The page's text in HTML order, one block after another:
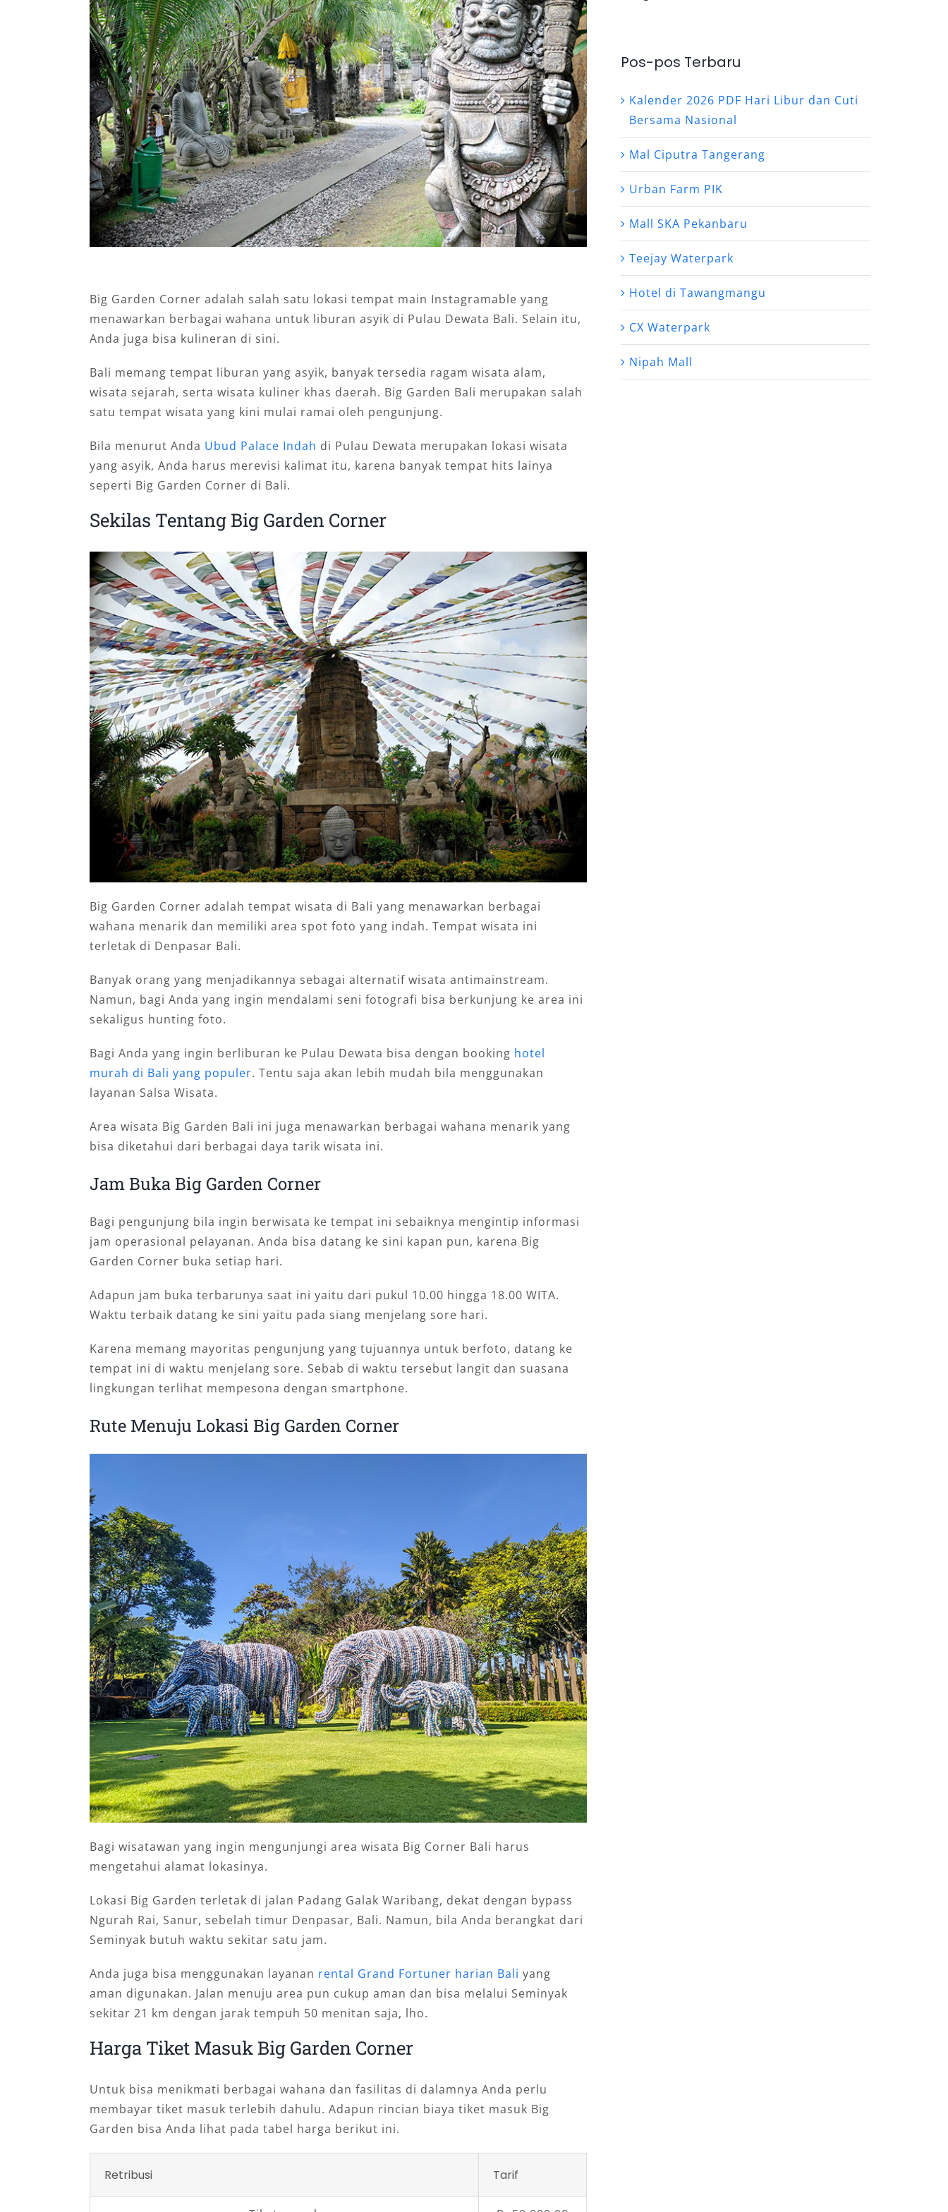
Big Garden Corner adalah salah satu lokasi tempat main Instagramable yang
menawarkan berbagai wahana untuk liburan asyik di Pulau Dewata Bali. Selain itu,
Anda juga bisa kulineran di sini.
Bali memang tempat liburan yang asyik, banyak tersedia ragam wisata alam,
wisata sejarah, serta wisata kuliner khas daerah. Big Garden Bali merupakan salah
satu tempat wisata yang kini mulai ramai oleh pengunjung.
Bila menurut Anda Ubud Palace Indah di Pulau Dewata merupakan lokasi wisata
yang asyik, Anda harus merevisi kalimat itu, karena banyak tempat hits lainya
seperti Big Garden Corner di Bali.
Sekilas Tentang Big Garden Corner
Big Garden Corner adalah tempat wisata di Bali yang menawarkan berbagai
wahana menarik dan memiliki area spot foto yang indah. Tempat wisata ini
terletak di Denpasar Bali.
Banyak orang yang menjadikannya sebagai alternatif wisata antimainstream.
Namun, bagi Anda yang ingin mendalami seni fotografi bisa berkunjung ke area ini
sekaligus hunting foto.
Bagi Anda yang ingin berliburan ke Pulau Dewata bisa dengan booking hotel
murah di Bali yang populer. Tentu saja akan lebih mudah bila menggunakan
layanan Salsa Wisata.
Area wisata Big Garden Bali ini juga menawarkan berbagai wahana menarik yang
bisa diketahui dari berbagai daya tarik wisata ini.
Jam Buka Big Garden Corner
Bagi pengunjung bila ingin berwisata ke tempat ini sebaiknya mengintip informasi
jam operasional pelayanan. Anda bisa datang ke sini kapan pun, karena Big
Garden Corner buka setiap hari.
Adapun jam buka terbarunya saat ini yaitu dari pukul 10.00 hingga 18.00 WITA.
Waktu terbaik datang ke sini yaitu pada siang menjelang sore hari.
Karena memang mayoritas pengunjung yang tujuannya untuk berfoto, datang ke
tempat ini di waktu menjelang sore. Sebab di waktu tersebut langit dan suasana
lingkungan terlihat mempesona dengan smartphone.
Rute Menuju Lokasi Big Garden Corner
Bagi wisatawan yang ingin mengunjungi area wisata Big Corner Bali harus
mengetahui alamat lokasinya.
Lokasi Big Garden terletak di jalan Padang Galak Waribang, dekat dengan bypass
Ngurah Rai, Sanur, sebelah timur Denpasar, Bali. Namun, bila Anda berangkat dari
Seminyak butuh waktu sekitar satu jam.
Anda juga bisa menggunakan layanan rental Grand Fortuner harian Bali yang
aman digunakan. Jalan menuju area pun cukup aman dan bisa melalui Seminyak
sekitar 21 km dengan jarak tempuh 50 menitan saja, lho.
Harga Tiket Masuk Big Garden Corner
Untuk bisa menikmati berbagai wahana dan fasilitas di dalamnya Anda perlu
membayar tiket masuk terlebih dahulu. Adapun rincian biaya tiket masuk Big
Garden bisa Anda lihat pada tabel harga berikut ini.
Retribusi Tarif
Pos-pos Terbaru
Kalender 2026 PDF Hari Libur dan Cuti
Bersama Nasional
Mal Ciputra Tangerang
Urban Farm PIK
Mall SKA Pekanbaru
Teejay Waterpark
Hotel di Tawangmangu
CX Waterpark
Nipah Mall